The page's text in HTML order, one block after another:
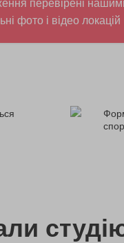
перевірені
фото і відео локацій